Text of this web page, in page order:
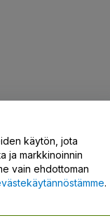
käytön, jota
ja markkinoinnin
vain ehdottoman
.